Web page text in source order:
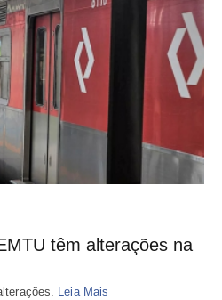
têm alterações na
Leia Mais